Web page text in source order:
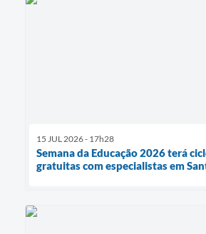
15 JUL 2026 - 17h28
Semana da Educação 2026 terá
gratuitas com especialistas em